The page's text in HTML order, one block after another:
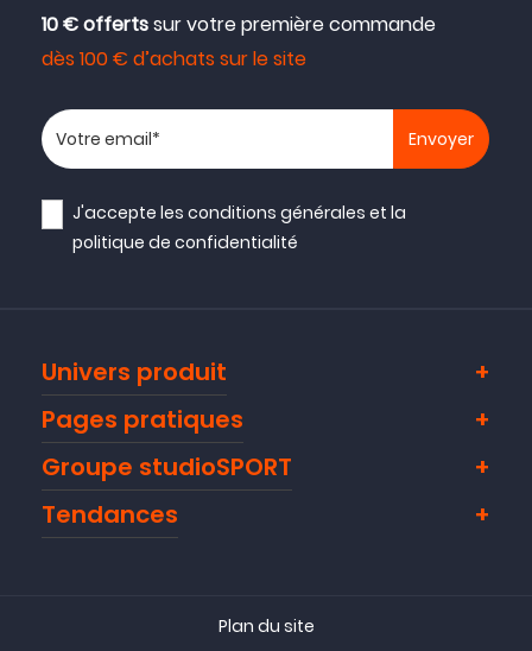
10 € offertssur votre première commande
dès 100 € d’achats sur le site
Votre adresse email
J'accepte lesconditions générales et la
politique de confidentialité
Univers produit
Pages pratiques
Groupe studioSPORT
Tendances
Plan du site